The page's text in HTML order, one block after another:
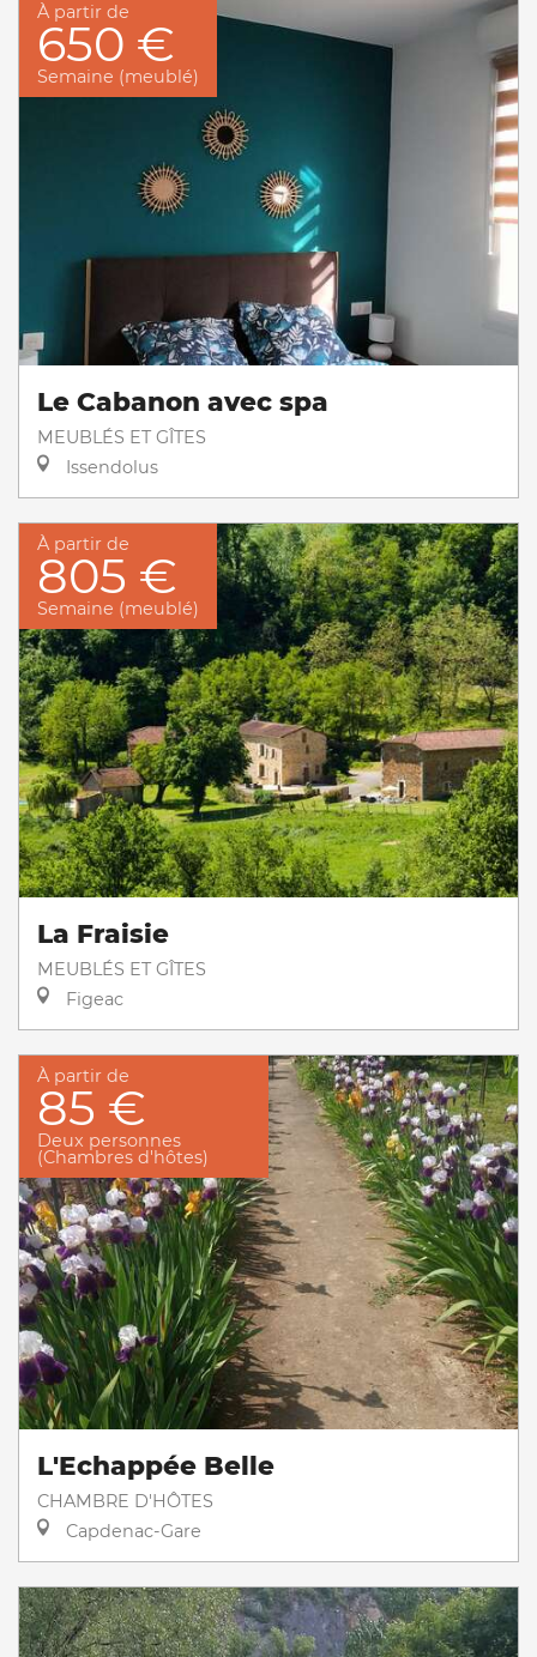
À partir de
650 €
Semaine (meublé)
Le Cabanon avec spa
MEUBLÉS ET GÎTES
Issendolus
À partir de
805 €
Semaine (meublé)
La Fraisie
MEUBLÉS ET GÎTES
Figeac
À partir de
85 €
Deux personnes
(Chambres d'hôtes)
L'Echappée Belle
CHAMBRE D'HÔTES
Capdenac-Gare